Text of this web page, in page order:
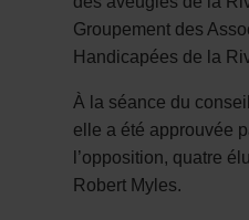
Groupement des
Handicapées de la
À la séance du
elle a été approuvée
l’opposition, quatre
Robert Myles.